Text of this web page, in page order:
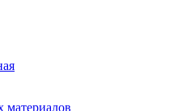
материалов